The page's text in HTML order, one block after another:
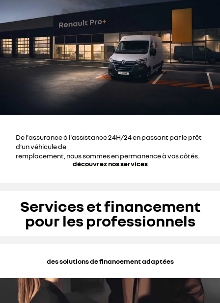
De l'assurance à l'assistance 24H/24 en passant par le prêt
d'un véhicule de
remplacement, nous sommes en permanence à vos côtés.
découvrez nos services
Services et financement
pour les professionnels
des solutions de financement adaptées